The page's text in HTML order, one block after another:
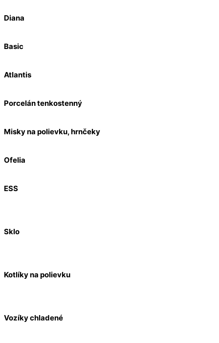
Diana
Basic
Atlantis
Porcelán tenkostenný
Misky na polievku, hrnčeky
Ofelia
ESS
Sklo
Kotlíky na polievku
Vozíky chladené